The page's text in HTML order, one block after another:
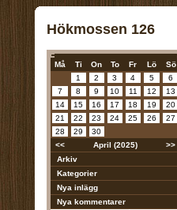
Hökmossen 126
Må Ti On To Fr Lö
Sö
1
2 3 4 5
6
7
8 9 10 11 12
13
14
15 16 17 18 19
20
21
22 23 24 25 26
27
28
29
30
<<
April (2025)
>>
Arkiv
Kategorier
Nya inlägg
Nya kommentarer